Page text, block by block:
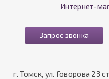
Интернет-
Запрос звонка
г. Томск, ул. Говорова 23